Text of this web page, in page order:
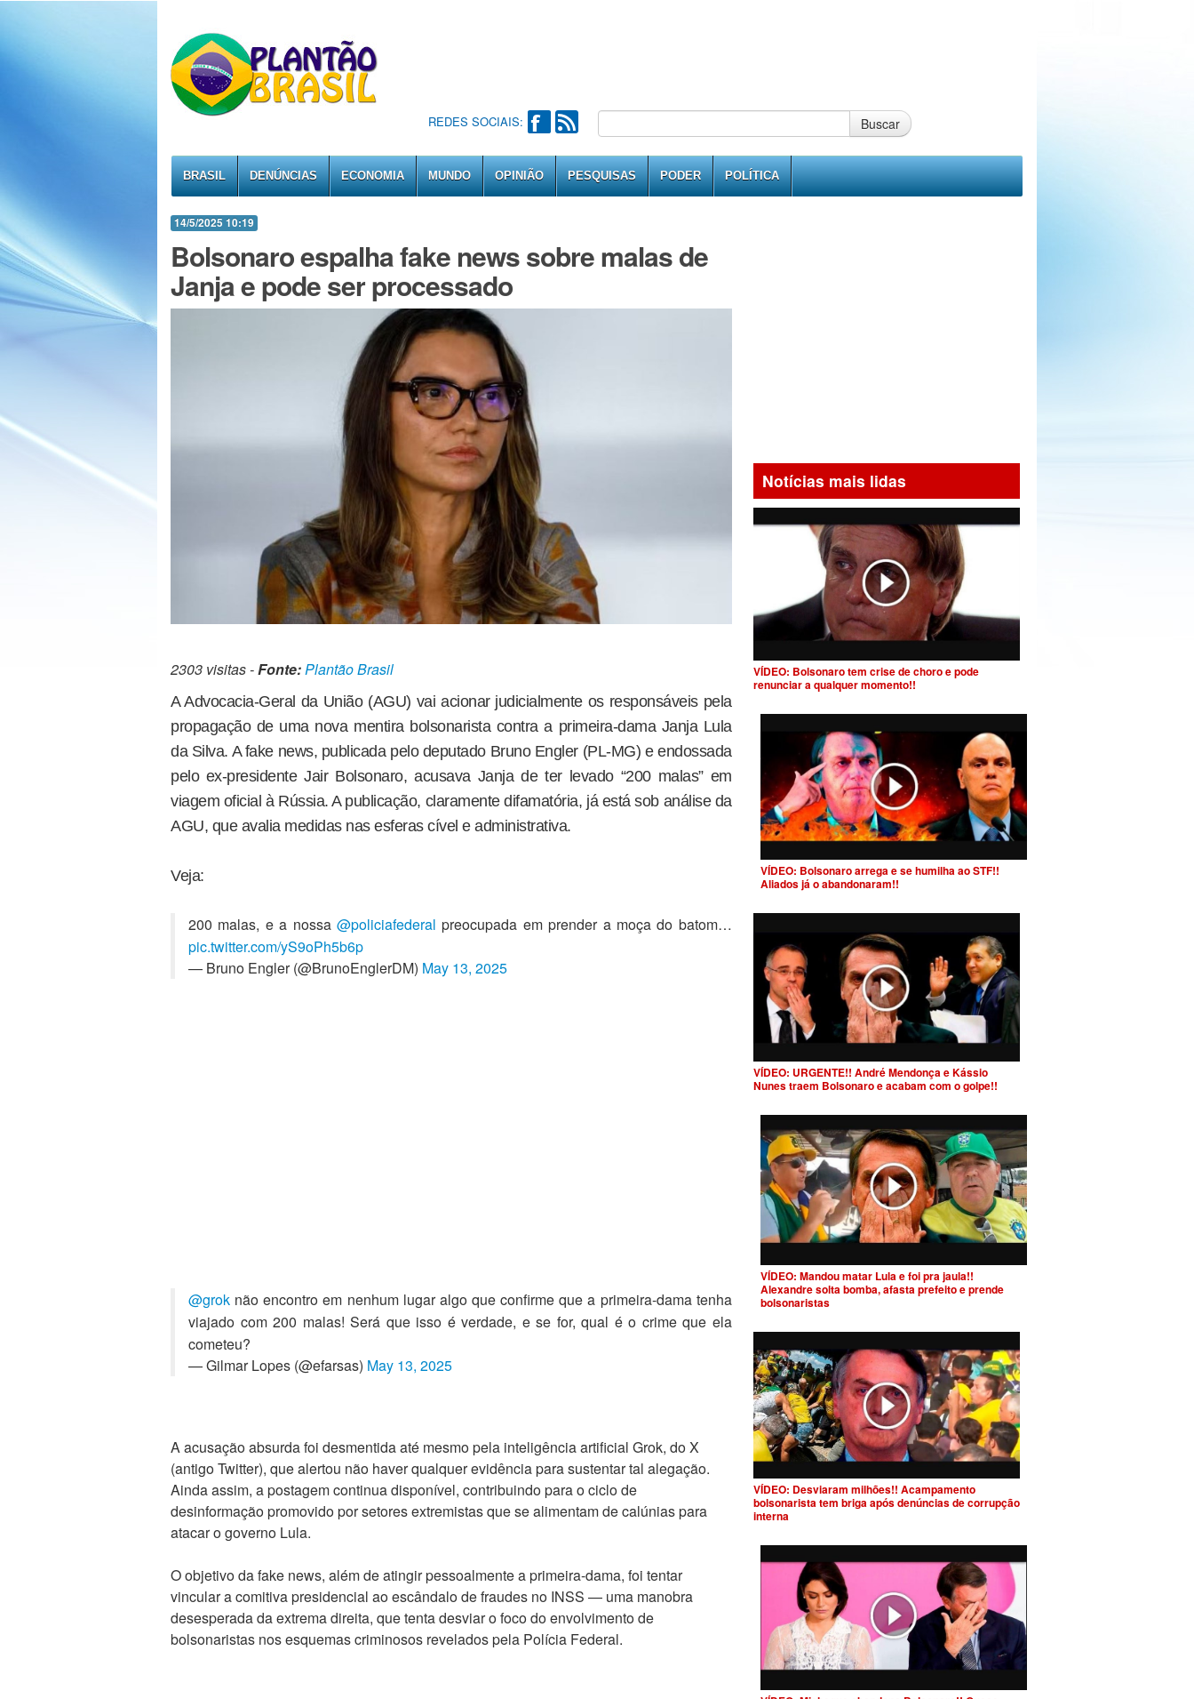
REDES SOCIAIS: Buscar
BRASIL DENÚNCIAS ECONOMIA MUNDO OPINIÃO PESQUISAS PODER POLÍTICA
14/5/2025 10:19
Bolsonaro espalha fake news sobre malas de
Janja e pode ser processado
2303 visitas -Fonte:Plantão Brasil
A Advocacia-Geral da União (AGU) vai acionar judicialmente os responsáveis pela
propagação de uma nova mentira bolsonarista contra a primeira-dama Janja Lula
da Silva. A fake news, publicada pelo deputado Bruno Engler (PL-MG) e endossada
pelo ex-presidente Jair Bolsonaro, acusava Janja de ter levado “200 malas” em
viagem oficial à Rússia. A publicação, claramente difamatória, já está sob análise da
AGU, que avalia medidas nas esferas cível e administrativa.
Veja:
200 malas, e a nossa @policiafederal preocupada em prender a moça do batom…
pic.twitter.com/yS9oPh5b6p
— Bruno Engler (@BrunoEnglerDM) May 13, 2025
@grok não encontro em nenhum lugar algo que confirme que a primeira-dama tenha
viajado com 200 malas! Será que isso é verdade, e se for, qual é o crime que ela
cometeu?
— Gilmar Lopes (@efarsas) May 13, 2025
A acusação absurda foi desmentida até mesmo pela inteligência artificial Grok, do X
(antigo Twitter), que alertou não haver qualquer evidência para sustentar tal alegação.
Ainda assim, a postagem continua disponível, contribuindo para o ciclo de
desinformação promovido por setores extremistas que se alimentam de calúnias para
atacar o governo Lula.
O objetivo da fake news, além de atingir pessoalmente a primeira-dama, foi tentar
vincular a comitiva presidencial ao escândalo de fraudes no INSS — uma manobra
desesperada da extrema direita, que tenta desviar o foco do envolvimento de
bolsonaristas nos esquemas criminosos revelados pela Polícia Federal.
Notícias mais lidas
VÍDEO: Bolsonaro tem crise de choro e pode
renunciar a qualquer momento!!
VÍDEO: Bolsonaro arrega e se humilha ao STF!!
Aliados já o abandonaram!!
VÍDEO: URGENTE!! André Mendonça e Kássio
Nunes traem Bolsonaro e acabam com o golpe!!
VÍDEO: Mandou matar Lula e foi pra jaula!!
Alexandre solta bomba, afasta prefeito e prende
bolsonaristas
VÍDEO: Desviaram milhões!! Acampamento
bolsonarista tem briga após denúncias de corrupção
interna